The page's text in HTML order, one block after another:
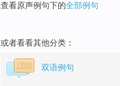
查看原声例句下的全部例句
或者看看其他分类：
双语例句